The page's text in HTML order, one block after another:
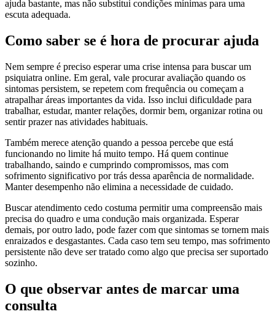
ajuda bastante, mas não substitui condições mínimas para uma
escuta adequada.
Como saber se é hora de procurar ajuda
Nem sempre é preciso esperar uma crise intensa para buscar um
psiquiatra online. Em geral, vale procurar avaliação quando os
sintomas persistem, se repetem com frequência ou começam a
atrapalhar áreas importantes da vida. Isso inclui dificuldade para
trabalhar, estudar, manter relações, dormir bem, organizar rotina ou
sentir prazer nas atividades habituais.
Também merece atenção quando a pessoa percebe que está
funcionando no limite há muito tempo. Há quem continue
trabalhando, saindo e cumprindo compromissos, mas com
sofrimento significativo por trás dessa aparência de normalidade.
Manter desempenho não elimina a necessidade de cuidado.
Buscar atendimento cedo costuma permitir uma compreensão mais
precisa do quadro e uma condução mais organizada. Esperar
demais, por outro lado, pode fazer com que sintomas se tornem mais
enraizados e desgastantes. Cada caso tem seu tempo, mas sofrimento
persistente não deve ser tratado como algo que precisa ser suportado
sozinho.
O que observar antes de marcar uma
consulta